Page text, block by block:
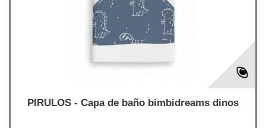
PIRULOS - Capa de baño bimbidreams dinos